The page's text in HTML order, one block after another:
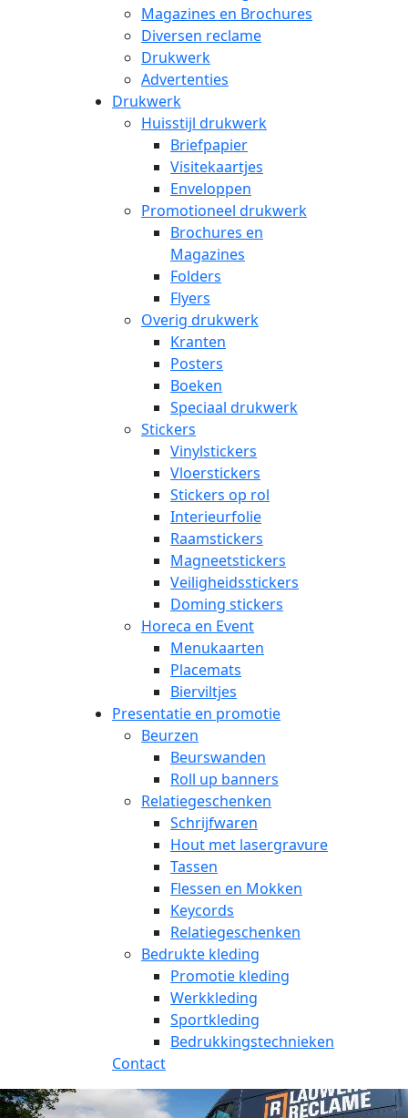
Magazines en Brochures
Diversen reclame
Drukwerk
Advertenties
Drukwerk
Huisstijl drukwerk
Briefpapier
Visitekaartjes
Enveloppen
Promotioneel drukwerk
Brochures en
Magazines
Folders
Flyers
Overig drukwerk
Kranten
Posters
Boeken
Speciaal drukwerk
Stickers
Vinylstickers
Vloerstickers
Stickers op rol
Interieurfolie
Raamstickers
Magneetstickers
Veiligheidsstickers
Doming stickers
Horeca en Event
Menukaarten
Placemats
Bierviltjes
Presentatie en promotie
Beurzen
Beurswanden
Roll up banners
Relatiegeschenken
Schrijfwaren
Hout met lasergravure
Tassen
Flessen en Mokken
Keycords
Relatiegeschenken
Bedrukte kleding
Promotie kleding
Werkkleding
Sportkleding
Bedrukkingstechnieken
Contact